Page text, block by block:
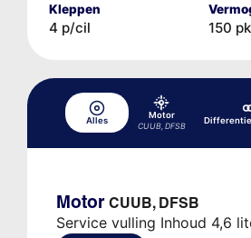
Kleppen
4 p/cil 150
Alles
Motor
CUUB, DFSB
Motor CUUB, DFSB
Service vulling Inhoud 4,6